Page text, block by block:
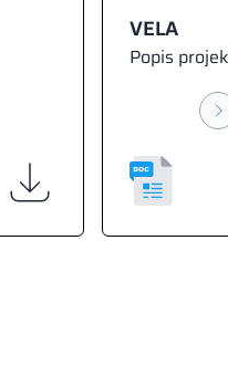
VELA
Popis